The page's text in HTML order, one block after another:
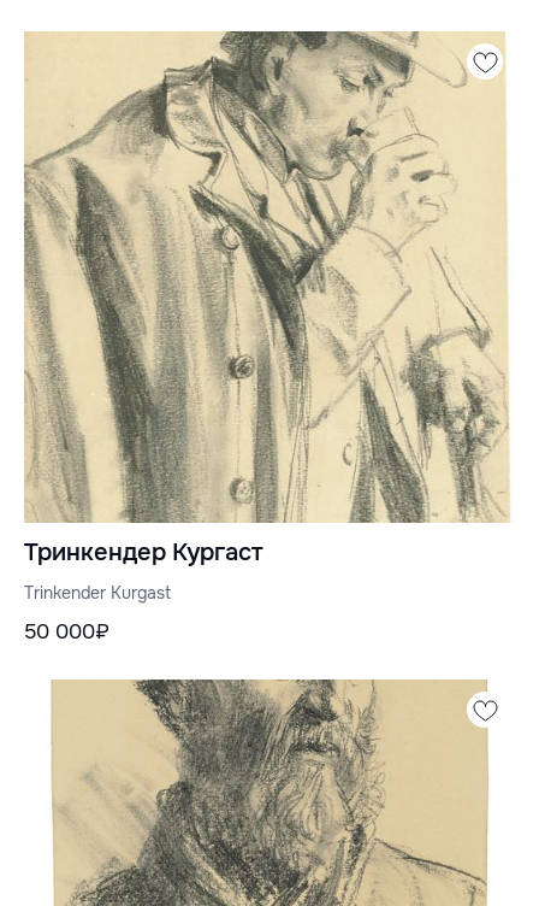
Тринкендер Кургаст
Trinkender Kurgast
50 000₽